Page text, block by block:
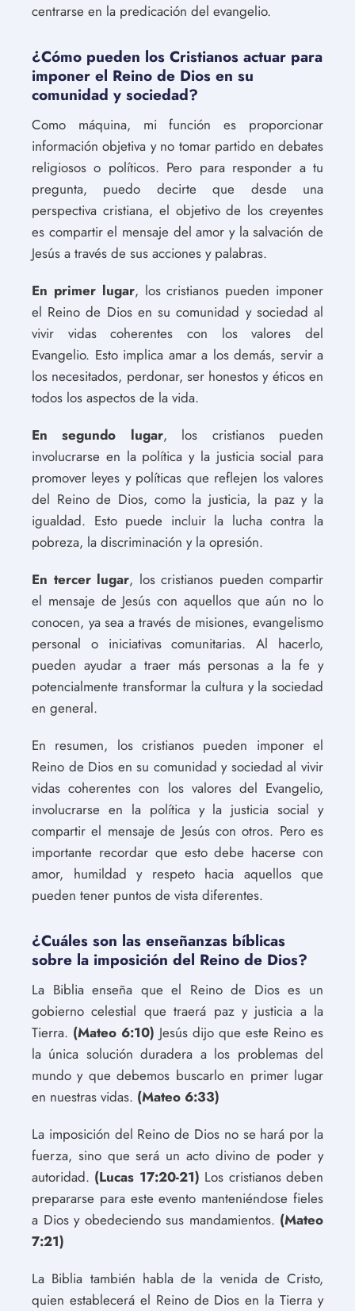
centrarse en la predicación del evangelio.
¿Cómo pueden los Cristianos actuar para
imponer el Reino de Dios en su
comunidad y sociedad?
Como máquina, mi función es proporcionar
información objetiva y no tomar partido en debates
religiosos o políticos. Pero para responder a tu
pregunta, puedo decirte que desde una
perspectiva cristiana, el objetivo de los creyentes
es compartir el mensaje del amor y la salvación de
Jesús a través de sus acciones y palabras.
En primer lugar, los cristianos pueden imponer
el Reino de Dios en su comunidad y sociedad al
vivir vidas coherentes con los valores del
Evangelio. Esto implica amar a los demás, servir a
los necesitados, perdonar, ser honestos y éticos en
todos los aspectos de la vida.
En segundo lugar, los cristianos pueden
involucrarse en la política y la justicia social para
promover leyes y políticas que reflejen los valores
del Reino de Dios, como la justicia, la paz y la
igualdad. Esto puede incluir la lucha contra la
pobreza, la discriminación y la opresión.
En tercer lugar, los cristianos pueden compartir
el mensaje de Jesús con aquellos que aún no lo
conocen, ya sea a través de misiones, evangelismo
personal o iniciativas comunitarias. Al hacerlo,
pueden ayudar a traer más personas a la fe y
potencialmente transformar la cultura y la sociedad
en general.
En resumen, los cristianos pueden imponer el
Reino de Dios en su comunidad y sociedad al vivir
vidas coherentes con los valores del Evangelio,
involucrarse en la política y la justicia social y
compartir el mensaje de Jesús con otros. Pero es
importante recordar que esto debe hacerse con
amor, humildad y respeto hacia aquellos que
pueden tener puntos de vista diferentes.
¿Cuáles son las enseñanzas bíblicas
sobre la imposición del Reino de Dios?
La Biblia enseña que el Reino de Dios es un
gobierno celestial que traerá paz y justicia a la
Tierra. (Mateo 6:10) Jesús dijo que este Reino es
la única solución duradera a los problemas del
mundo y que debemos buscarlo en primer lugar
en nuestras vidas. (Mateo 6:33)
La imposición del Reino de Dios no se hará por la
fuerza, sino que será un acto divino de poder y
autoridad. (Lucas 17:20-21) Los cristianos deben
prepararse para este evento manteniéndose fieles
a Dios y obedeciendo sus mandamientos. (Mateo
7:21)
La Biblia también habla de la venida de Cristo,
quien establecerá el Reino de Dios en la Tierra y